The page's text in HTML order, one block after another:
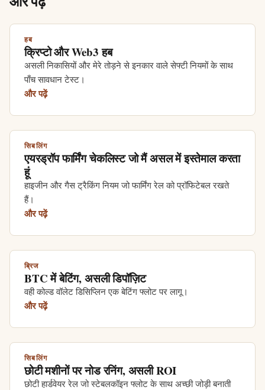
हब
क्रिप्टो और Web3 हब
असली निकासियों और मेरे तोड़ने से इनकार वाले सेफ्टी नियमों के साथ
पाँच सावधान टेस्ट।
और पढ़ें
सिबलिंग
एयरड्रॉप फार्मिंग चेकलिस्ट जो मैं असल में इस्तेमाल करता
हूं
हाइजीन और गैस ट्रैकिंग नियम जो फार्मिंग रेल को प्रॉफिटेबल रखते
हैं।
और पढ़ें
ब्रिज
BTC में बेटिंग, असली डिपॉज़िट
वही कोल्ड वॉलेट डिसिप्लिन एक बेटिंग फ्लोट पर लागू।
और पढ़ें
सिबलिंग
छोटी मशीनों पर नोड रनिंग, असली ROI
छोटी हार्डवेयर रेल जो स्टेबलकॉइन फ्लोट के साथ अच्छी जोड़ी बनाती